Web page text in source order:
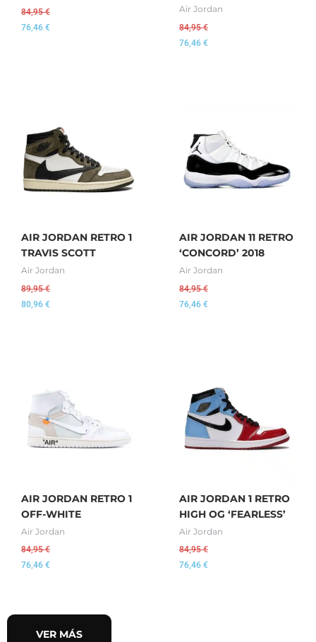
84,95€
76,46 €
Air Jordan
84,95€
76,46 €
AIR JORDAN RETRO 1
TRAVIS SCOTT
Air Jordan
89,95€
80,96 €
AIR JORDAN 11 RETRO
‘CONCORD’ 2018
Air Jordan
84,95€
76,46 €
AIR JORDAN RETRO 1
OFF-WHITE
Air Jordan
84,95€
76,46 €
AIR JORDAN 1 RETRO
HIGH OG ‘FEARLESS’
Air Jordan
84,95€
76,46 €
VER MÁS